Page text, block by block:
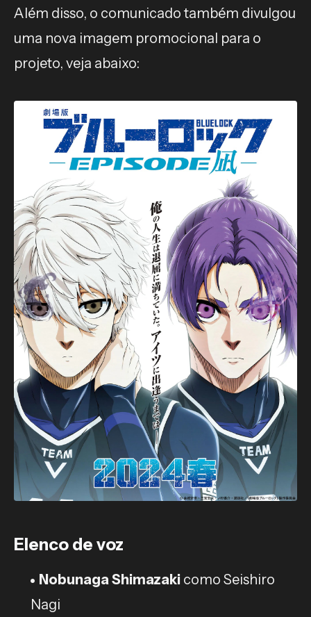
Além disso, o comunicado também divulgou
uma nova imagem promocional para o
projeto, veja abaixo:
Elenco de voz
Nobunaga Shimazaki como Seishiro
Nagi